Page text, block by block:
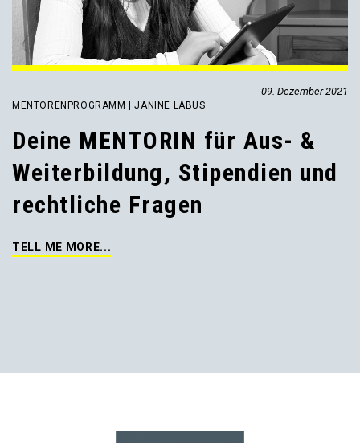
09. Dezember 2021
MENTORENPROGRAMM | JANINE LABUS
Deine MENTORIN für Aus- &
Weiterbildung, Stipendien und
rechtliche Fragen
TELL ME MORE...